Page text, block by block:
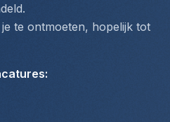
te ontmoeten, hopelijk tot
: